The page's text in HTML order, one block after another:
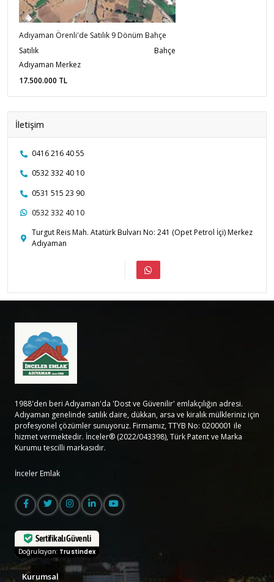
Adıyaman Örenli'de Satılık 9 Dönüm Bahçe
Satılık
Bahçe
Adıyaman Merkez
17.500.000 TL
İletişim
0416 216 40 55
0532 332 40 10
0531 515 23 90
0532 332 40 10
Turgut Reis Mah. Atatürk Bulvarı No: 241 (Opet Petrol İçi) Merkez
Adıyaman
1988'den beri Adıyaman'da 'Dost ve Güvenilir' emlakçılığın adresi.
Adıyaman genelinde satılık daire, dükkan, arsa ve kiralık mülkleriniz için
profesyonel çözümler sunuyoruz. Firmamız, TTYB No: 0200001 ile
hizmet vermektedir. İnceler® (2022/043398), Türk Patent ve Marka
Kurumu tescilli markasıdır.
İnceler Emlak
Sertifikalı Güvenli
Doğrulayan: Trustindex
Kurumsal